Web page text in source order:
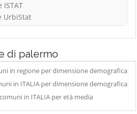
ISTAT
UrbiStat
di palermo
in regione per dimensione demografica
in ITALIA per dimensione demografica
in ITALIA per età media